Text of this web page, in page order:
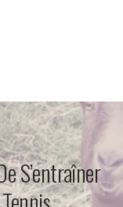
S’entraîner